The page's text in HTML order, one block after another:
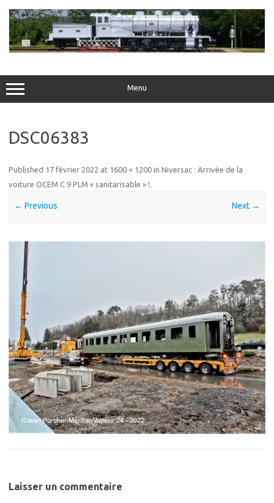
content
Menu
DSC06383
Published 17 février 2022 at 1600 × 1200 in Niversac : Arrivée de la
voiture OCEM C 9 PLM « sanitarisable » !
← Previous Next →
Laisser un commentaire